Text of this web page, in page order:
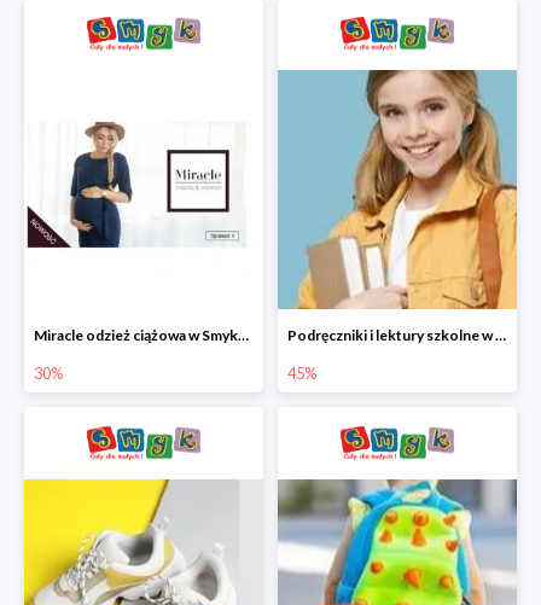
Miracle odzież ciążowa w Smyku co -30%
30%
Podręczniki i lektury szkolne w Smyku do -45%
45%